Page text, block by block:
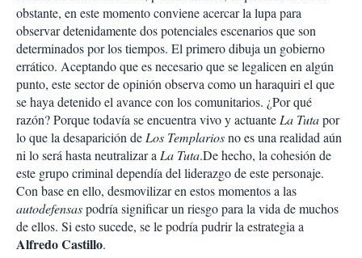
obstante, en este momento conviene acercar la lupa para
observar detenidamente dos potenciales escenarios que son
determinados por los tiempos. El primero dibuja un gobierno
errático. Aceptando que es necesario que se legalicen en algún
punto, este sector de opinión observa como un haraquiri el que
se haya detenido el avance con los comunitarios. ¿Por qué
razón? Porque todavía se encuentra vivo y actuante La Tutapor
lo que la desaparición de Los Templariosno es una realidad aún
ni lo será hasta neutralizar a La Tuta.De hecho, la cohesión de
este grupo criminal dependía del liderazgo de este personaje.
Con base en ello, desmovilizar en estos momentos a las
autodefensaspodría significar un riesgo para la vida de muchos
de ellos. Si esto sucede, se le podría pudrir la estrategia a
Alfredo Castillo.